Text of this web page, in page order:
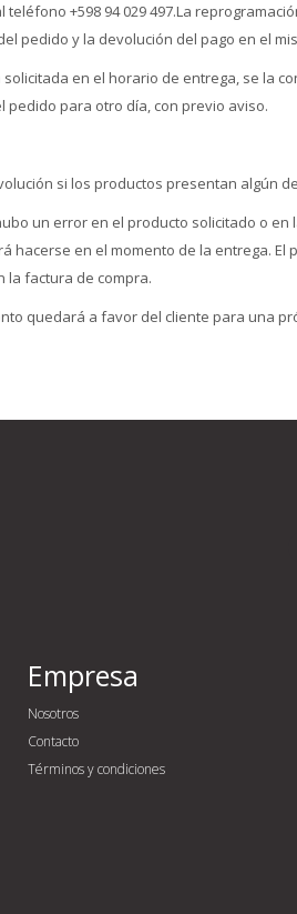
+598 94 029 497.La
pedido y la devolución del pago en el
en el horario de entrega, se la
para otro día, con previo aviso.
si los productos presentan algún
un error en el producto solicitado o en
hacerse en el momento de la entrega. El
la factura de compra.
quedará a favor del cliente para una
Empresa
Nosotros
Contacto
Términos y condiciones